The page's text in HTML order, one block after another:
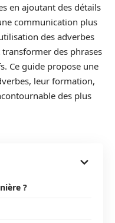
en ajoutant des détails
communication plus
des adverbes
des phrases
Ce guide propose une
leur formation,
des plus
?